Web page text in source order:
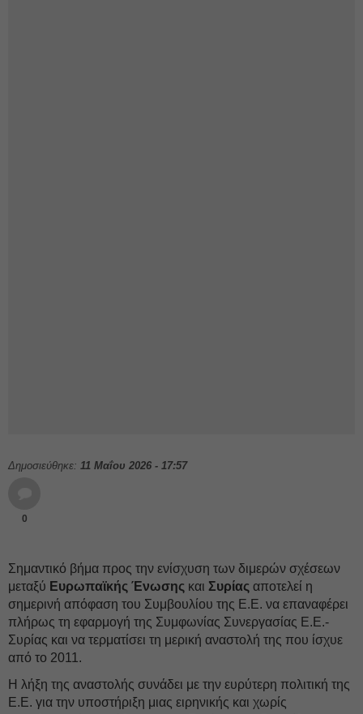
Δημοσιεύθηκε: 11 Μαΐου 2026 - 17:57
0
Σημαντικό βήμα προς την ενίσχυση των διμερών σχέσεων
μεταξύ Ευρωπαϊκής Ένωσης και Συρίας αποτελεί η
σημερινή απόφαση του Συμβουλίου της Ε.Ε. να επαναφέρει
πλήρως τη εφαρμογή της Συμφωνίας Συνεργασίας Ε.Ε.-
Συρίας και να τερματίσει τη μερική αναστολή της που ίσχυε
από το 2011.
Η λήξη της αναστολής συνάδει με την ευρύτερη πολιτική της
Ε.Ε. για την υποστήριξη μιας ειρηνικής και χωρίς